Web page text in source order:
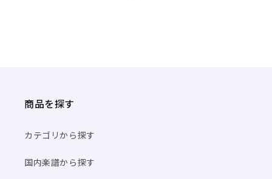
商品を探す
カテゴリから探す
国内楽譜から探す